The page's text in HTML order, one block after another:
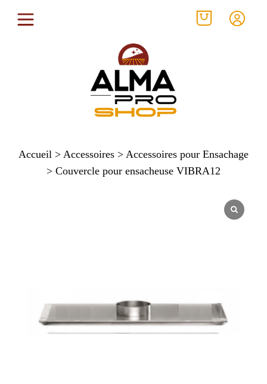
Accueil > Accessoires > Accessoires pour Ensachage
> Couvercle pour ensacheuse VIBRA12